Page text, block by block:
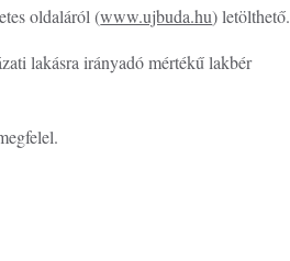
oldaláról (www.ujbuda.hu) letölthető.
lakásra irányadó mértékű lakbér